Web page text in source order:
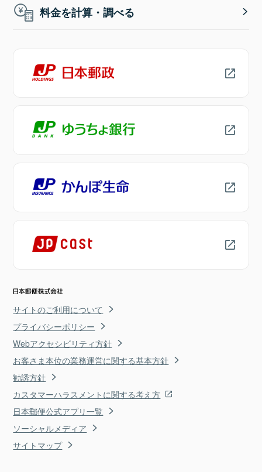
料金を計算・調べる
サイトのご利用について
プライバシーポリシー
Webアクセシビリティ方針
お客さま本位の業務運営に関する基本方針
勧誘方針
カスタマーハラスメントに関する考え方
日本郵便公式アプリ一覧
ソーシャルメディア
サイトマップ